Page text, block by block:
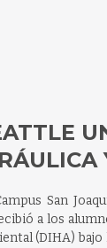
San
a los
(DIHA)